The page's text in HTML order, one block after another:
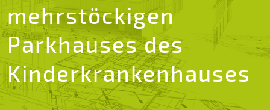
Projekte
Partner
Karriere
mehrstöckigen
Parkhauses des
Kinderkrankenhauses